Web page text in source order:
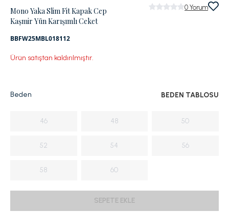
Mono Yaka Slim Fit Kapak Cep
Kaşmir Yün Karışımlı Ceket
BBFW25MBL018112
0 Yorum
Ürün satıştan kaldırılmıştır.
Beden BEDEN TABLOSU
46 48 50
52 54 56
58 60
SEPETE EKLE